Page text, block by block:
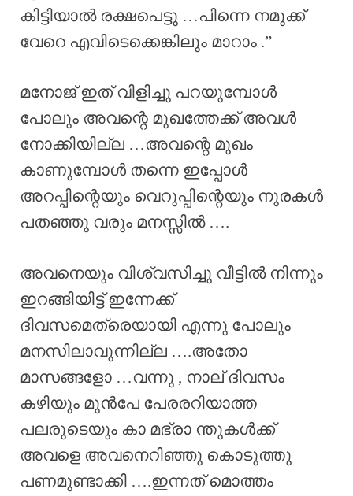
കിട്ടിയാൽ രക്ഷപെട്ടു …പിന്നെ നമുക്ക്
വേറെ എവിടെക്കെങ്കിലും മാറാം .”
മനോജ് ഇത് വിളിച്ചു പറയുമ്പോൾ
പോലും അവന്റെ മുഖത്തേക്ക് അവൾ
നോക്കിയില്ല …അവന്റെ മുഖം
കാണുമ്പോൾ തന്നെ ഇപ്പോൾ
അറപ്പിന്റെയും വെറുപ്പിന്റെയും നുരകൾ
പതഞ്ഞു വരും മനസ്സിൽ ….
അവനെയും വിശ്വസിച്ചു വീട്ടിൽ നിന്നും
ഇറങ്ങിയിട്ട് ഇന്നേക്ക്
ദിവസമെത്രെയായി എന്നു പോലും
മനസിലാവുന്നില്ല ….അതോ
മാസങ്ങളോ …വന്നു , നാല് ദിവസം
കഴിയും മുൻപേ പേരരറിയാത്ത
പലരുടെയും കാ മഭ്രാ ന്തുകൾക്ക്
അവളെ അവനെറിഞ്ഞു കൊടുത്തു
പണമുണ്ടാക്കി ….ഇന്നത് മൊത്തം